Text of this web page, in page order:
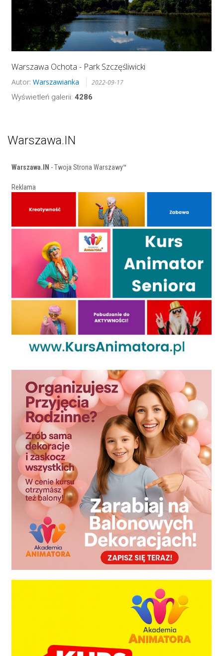
Warszawa Ochota - Park Szczęśliwicki
Autor: Warszawianka 2022-09-17
Wyświetleń galerii: 4286
Warszawa.IN
Warszawa.IN - Twoja Strona Warszawy™
Reklama